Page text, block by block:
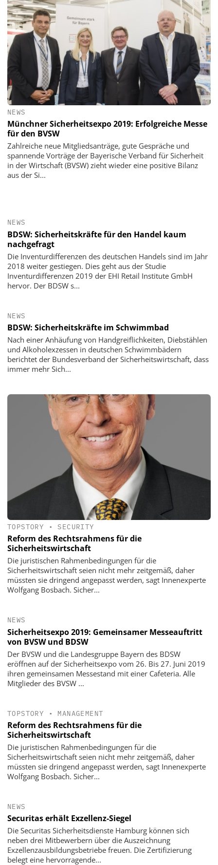
NEWS
Münchner Sicherheitsexpo 2019: Erfolgreiche Messe
für den BVSW
Zahlreiche neue Mitgliedsanträge, gute Gespräche und
spannende Vorträge der Bayerische Verband für Sicherheit
in der Wirtschaft (BVSW) zieht wieder eine positive Bilanz
aus der Si...
NEWS
BDSW: Sicherheitskräfte für den Handel kaum
nachgefragt
Die Inventurdifferenzen des deutschen Handels sind im Jahr
2018 weiter gestiegen. Dies geht aus der Studie
Inventurdifferenzen 2019 der EHI Retail Institute GmbH
hervor. Der BDSW s...
NEWS
BDSW: Sicherheitskräfte im Schwimmbad
Nach einer Anhäufung von Handgreiflichkeiten, Diebstählen
und Alkoholexzessen in deutschen Schwimmbädern
berichtet der Bundesverband der Sicherheitswirtschaft, dass
immer mehr Sich...
TOPSTORY • SECURITY
Reform des Rechts­rahmens für die
Sicherheitswirtschaft
Die juristischen Rahmenbedingungen für die
Sicherheitswirtschaft seien nicht mehr zeitgemäß, daher
müssten sie dringend angepasst werden, sagt Innenexperte
Wolfgang Bosbach. Sicher...
NEWS
Sicherheitsexpo 2019: Gemeinsamer Messeauftritt
von BVSW und BDSW
Der BVSW und die Landesgruppe Bayern des BDSW
eröffnen auf der Sicherheitsexpo vom 26. Bis 27. Juni 2019
ihren gemeinsamen Messestand mit einer Cafeteria. Alle
Mitglieder des BVSW ...
TOPSTORY • MANAGEMENT
Reform des Rechtsrahmens für die
Sicherheitswirtschaft
Die juristischen Rahmenbedingungen für die
Sicherheitswirtschaft seien nicht mehr zeitgemäß, daher
müssten sie dringend angepasst werden, sagt Innenexperte
Wolfgang Bosbach. Sicher...
NEWS
Securitas erhält Exzellenz-Siegel
Die Securitas Sicherheitsdienste Hamburg können sich
neben drei Mitbewerbern über die Auszeichnung
Exzellenzausbildungsbetriebe freuen. Die Zertifizierung
belegt eine hervorragende...